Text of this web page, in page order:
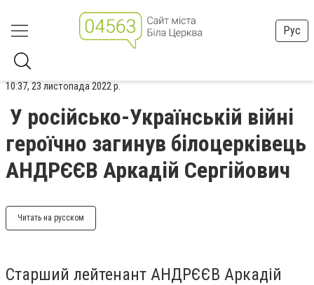
Рус
10:37, 23 листопада 2022 р.
У російсько-Українській війні
героїчно загинув білоцерківець
АНДРЄЄВ Аркадій Сергійович
Читать на русском
Старший лейтенант АНДРЄЄВ Аркадій